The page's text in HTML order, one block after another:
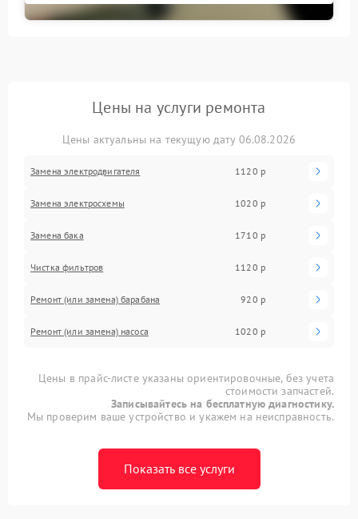
Цены на услуги ремонта
Цены актуальны на текущую дату 06.08.2026
Замена электродвигателя 1120 р
Замена электросхемы 1020 р
Замена бака 1710 р
Чистка фильтров 1120 р
Ремонт (или замена) барабана 920 р
Ремонт (или замена) насоса 1020 р
Цены в прайс-листе указаны ориентировочные, без учета
стоимости запчастей.
Записывайтесь на бесплатную диагностику.
Мы проверим ваше устройство и укажем на неисправность.
Показать все услуги